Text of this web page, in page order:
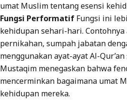
umat Muslim tentang esensi
Fungsi Performatif Fungsi ini
kehidupan sehari-hari.
pernikahan, sumpah jabatan
menggunakan ayat-ayat Al-
Mustaqim menegaskan bahwa
mencerminkan bagaimana umat
kehidupan mereka.